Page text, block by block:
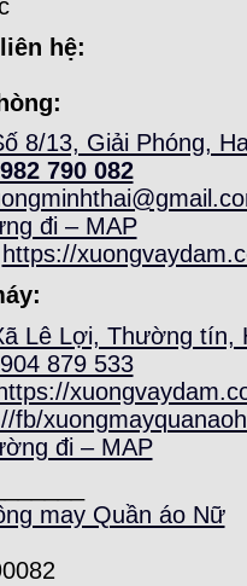
hệ:
8/13, Giải Phóng,
790 082
đi – MAP
https://
Lê Lợi, Thường tín,
879 533
fb/
đi – MAP
may Quần áo Nữ